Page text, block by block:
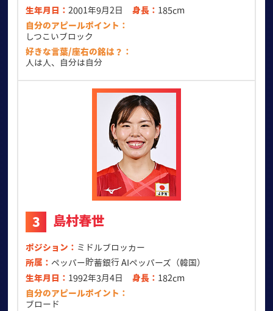
生年月日
2001年9月2日 身長
185cm
自分のアピールポイント
しつこいブロック
好きな言葉/座右の銘は？
人は人、自分は自分
3 島村春世
ポジション
ミドルブロッカー
所属
ペッパー貯蓄銀行 AIペッパーズ（韓国）
生年月日
1992年3月4日 身長
182cm
自分のアピールポイント
ブロード